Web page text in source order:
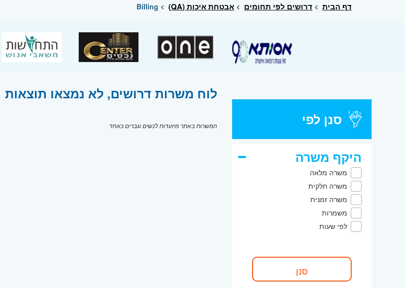
דף הבית דרושים לפי תחומים אבטחת איכות (QA) Billing
סנן לפי
היקף משרה
משרה מלאה
משרה חלקית
משרה זמנית
משמרות
לפי שעות
לוח משרות דרושים, לא נמצאו תוצאות
המשרות באתר מיועדות לנשים וגברים כאחד